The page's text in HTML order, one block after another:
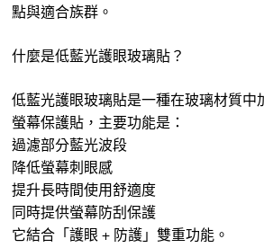
點與適合族群。
什麼是低藍光護眼玻璃貼？
低藍光護眼玻璃貼是一種在玻璃材質中
螢幕保護貼，主要功能是：
過濾部分藍光波段
降低螢幕刺眼感
提升長時間使用舒適度
同時提供螢幕防刮保護
它結合「護眼 + 防護」雙重功能。